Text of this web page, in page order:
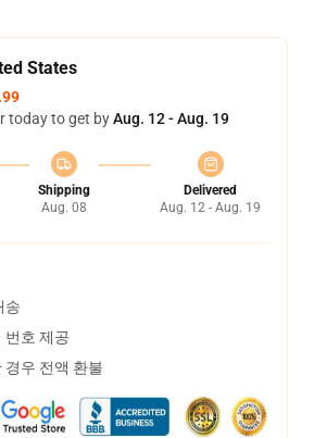
States
today to get byAug. 12 - Aug. 19
Shipping
Aug. 08
Delivered
Aug. 12 - Aug. 19
송
번호 제공
경우 전액 환불